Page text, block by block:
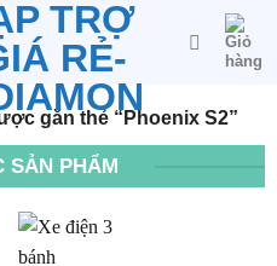
gắn thẻ “Phoenix S2”
SẢN PHẨM